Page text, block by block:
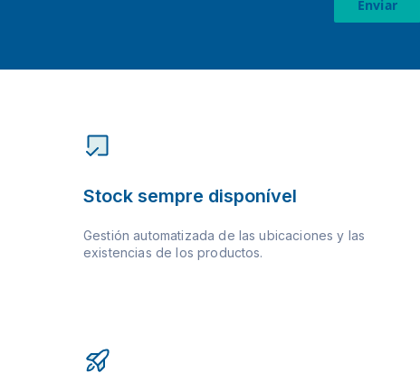
Enviar
Stock sempre disponível
Gestión automatizada de las ubicaciones y las
existencias de los productos.